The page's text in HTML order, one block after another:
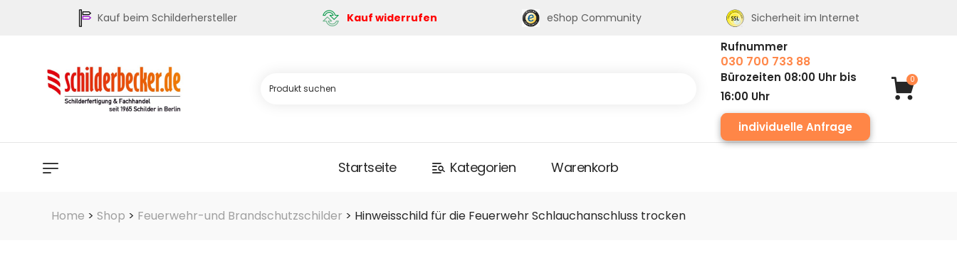
Kauf beim Schilderhersteller Kauf widerrufen eShop Community Sicherheit im Internet
Rufnummer
030 700 733 88
Bürozeiten 08:00 Uhr bis
16:00 Uhr
individuelle Anfrage
0
Startseite Kategorien Warenkorb
Home > Shop > Feuerwehr-und Brandschutzschilder > Hinweisschild für die Feuerwehr Schlauchanschluss trocken